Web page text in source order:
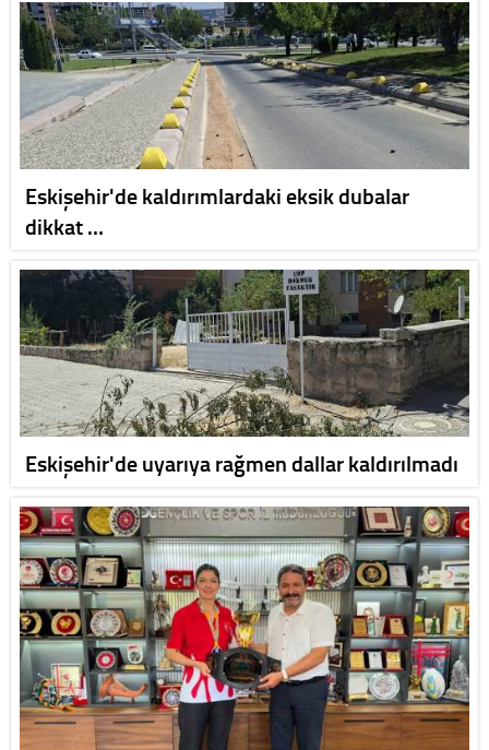
Eskişehir'de kaldırımlardaki eksik dubalar
dikkat …
Eskişehir'de uyarıya rağmen dallar kaldırılmadı